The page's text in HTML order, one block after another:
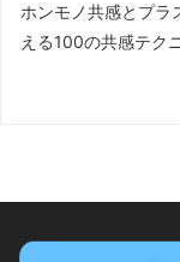
ホンモノ共感とプラ
える100の共感テク